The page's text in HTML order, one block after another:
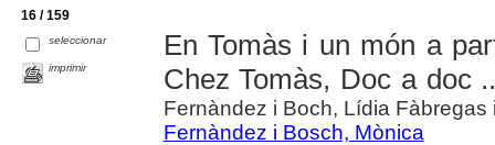
16 / 159
seleccionar
imprimir
En Tomàs i un món a
Chez Tomàs, Doc a doc
Fernàndez i Boch, Lídia Fàbregas
Fernàndez i Bosch, Mònica